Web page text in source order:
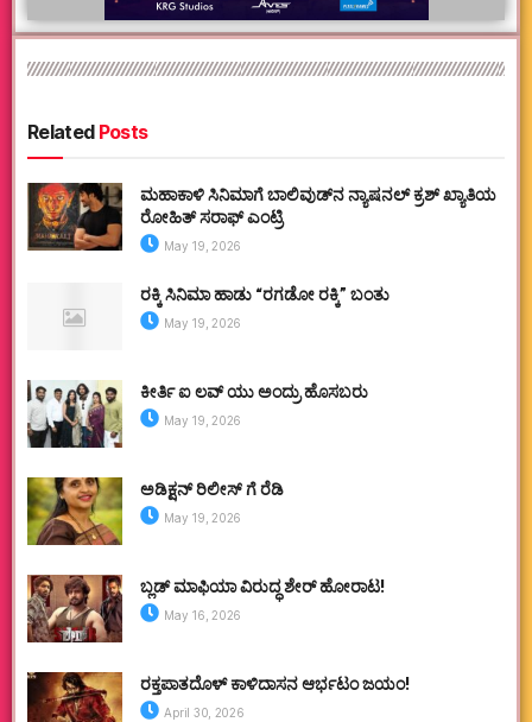
RelatedPosts
ಮಹಾಕಾಳಿ ಸಿನಿಮಾಗೆ ಬಾಲಿವುಡ್‌ನ ನ್ಯಾಷನಲ್ ಕ್ರಶ್ ಖ್ಯಾತಿಯ
ರೋಹಿತ್ ಸರಾಫ್ ಎಂಟ್ರಿ
May 19, 2026
ರಕ್ಕಿ ಸಿನಿಮಾ ಹಾಡು “ರಗಡೋ ರಕ್ಕಿ” ಬಂತು
May 19, 2026
ಕೀರ್ತಿ ಐ ಲವ್ ಯು ಅಂದ್ರು ಹೊಸಬರು
May 19, 2026
ಅಡಿಕ್ಷನ್ ರಿಲೀಸ್ ಗೆ ರೆಡಿ
May 19, 2026
ಬ್ಲಡ್ ಮಾಫಿಯಾ ವಿರುದ್ಧ ಶೇರ್ ಹೋರಾಟ!
May 16, 2026
ರಕ್ತಪಾತದೊಳ್ ಕಾಳಿದಾಸನ ಆರ್ಭಟಂ ಜಯಂ!
April 30, 2026